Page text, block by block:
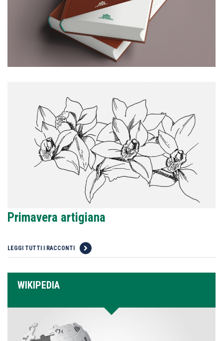
Primavera artigiana
LEGGI TUTTI I RACCONTI
WIKIPEDIA